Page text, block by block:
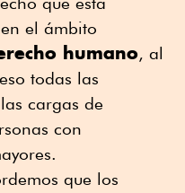
el ámbito
humano, al
todas las
cargas de
con
que los